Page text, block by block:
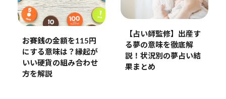
お賽銭の金額を115円
にする意味は？縁起が
いい硬貨の組み合わせ
方を解説
【占い師監修】出産す
る夢の意味を徹底解
説！状況別の夢占い結
果まとめ